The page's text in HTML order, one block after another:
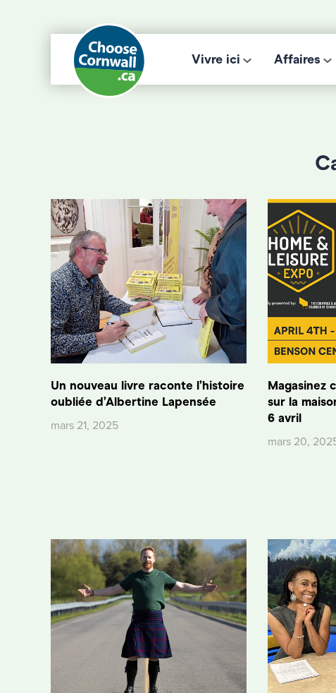
Vivre ici Affaires
Un nouveau livre raconte l’histoire
oubliée d’Albertine Lapensée
mars 21, 2025
Magasinez
sur la
6 avril
mars 20,